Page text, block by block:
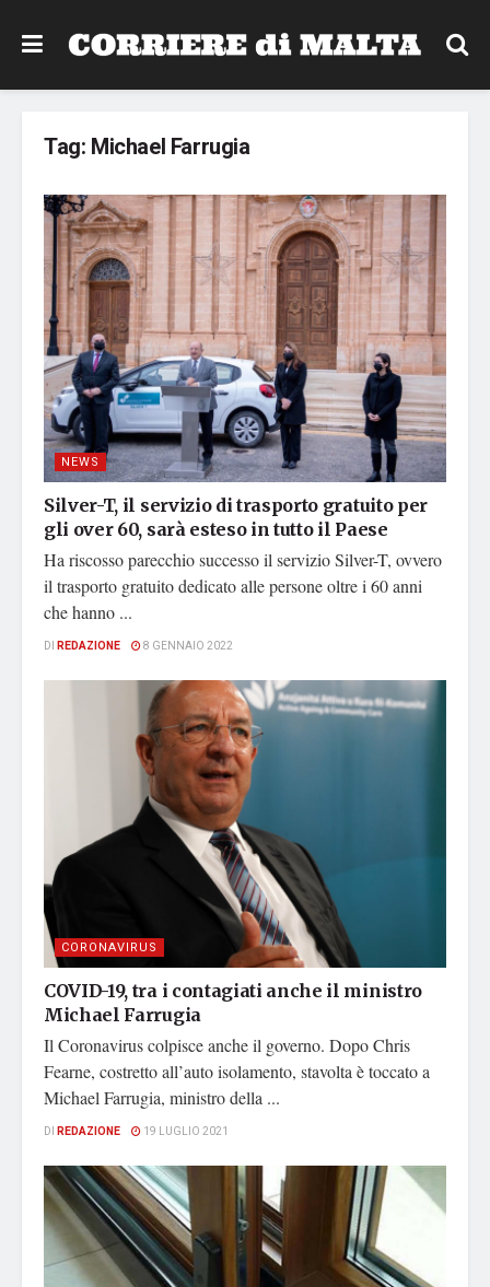
Tag: Michael Farrugia
NEWS
Silver-T, il servizio di trasporto gratuito per
gli over 60, sarà esteso in tutto il Paese
Ha riscosso parecchio successo il servizio Silver-T, ovvero
il trasporto gratuito dedicato alle persone oltre i 60 anni
che hanno ...
DI REDAZIONE 8 GENNAIO 2022
CORONAVIRUS
COVID-19, tra i contagiati anche il ministro
Michael Farrugia
Il Coronavirus colpisce anche il governo. Dopo Chris
Fearne, costretto all’auto isolamento, stavolta è toccato a
Michael Farrugia, ministro della ...
DI REDAZIONE 19 LUGLIO 2021